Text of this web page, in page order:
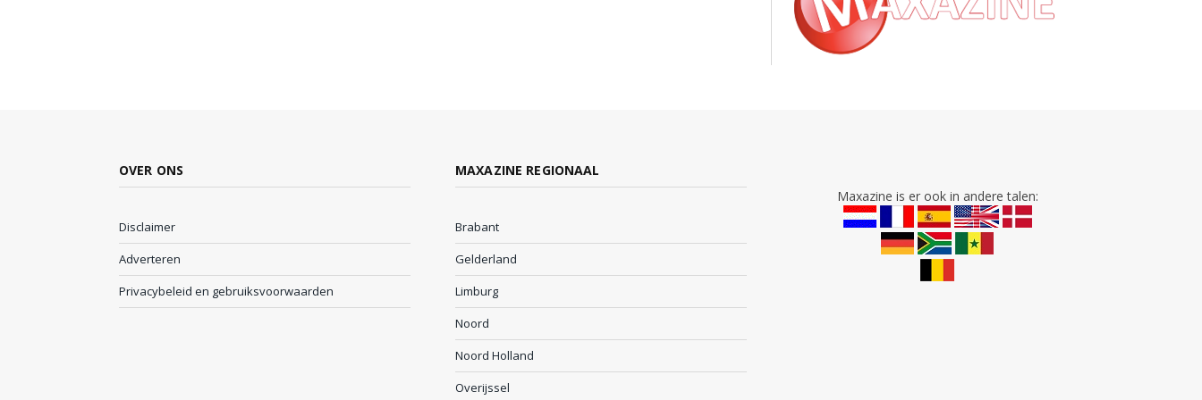
OVER ONS
Disclaimer
Adverteren
Privacybeleid en gebruiksvoorwaarden
MAXAZINE REGIONAAL
Brabant
Gelderland
Limburg
Noord
Noord Holland
Overijssel
Maxazine is er ook in andere talen: